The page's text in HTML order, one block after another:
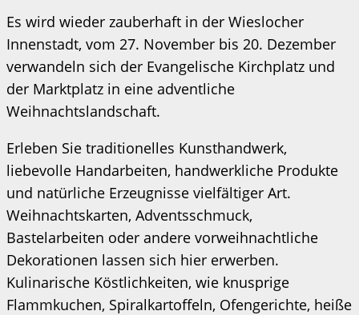
Es wird wieder zauberhaft in der Wieslocher
Innenstadt, vom 27. November bis 20. Dezember
verwandeln sich der Evangelische Kirchplatz und
der Marktplatz in eine adventliche
Weihnachtslandschaft.
Erleben Sie traditionelles Kunsthandwerk,
liebevolle Handarbeiten, handwerkliche Produkte
und natürliche Erzeugnisse vielfältiger Art.
Weihnachtskarten, Adventsschmuck,
Bastelarbeiten oder andere vorweihnachtliche
Dekorationen lassen sich hier erwerben.
Kulinarische Köstlichkeiten, wie knusprige
Flammkuchen, Spiralkartoffeln, Ofengerichte, heiße